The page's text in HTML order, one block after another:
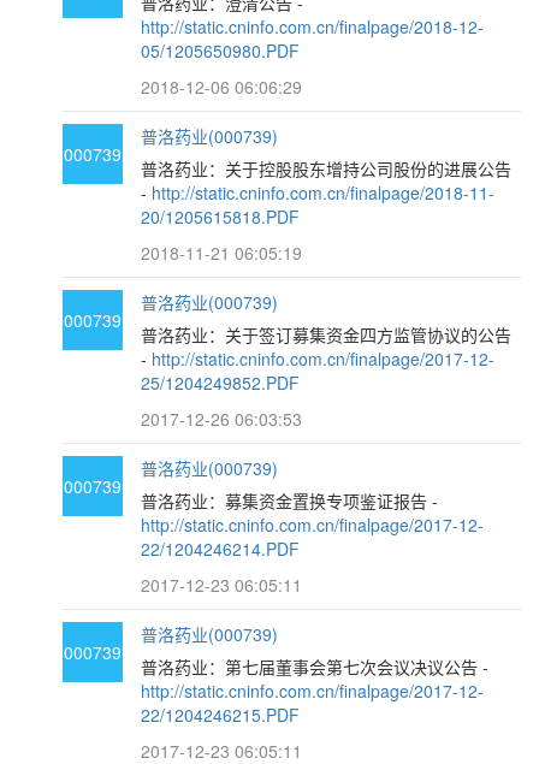
http://static.cninfo.com.cn/finalpage/2018-12-
05/1205650980.PDF
2018-12-06 06:06:29
000739
普洛药业(000739)
普洛药业：关于控股股东增持公司股份的进展公告
- http://static.cninfo.com.cn/finalpage/2018-11-
20/1205615818.PDF
2018-11-21 06:05:19
000739
普洛药业(000739)
普洛药业：关于签订募集资金四方监管协议的公告
- http://static.cninfo.com.cn/finalpage/2017-12-
25/1204249852.PDF
2017-12-26 06:03:53
000739
普洛药业(000739)
普洛药业：募集资金置换专项鉴证报告 -
http://static.cninfo.com.cn/finalpage/2017-12-
22/1204246214.PDF
2017-12-23 06:05:11
000739
普洛药业(000739)
普洛药业：第七届董事会第七次会议决议公告 -
http://static.cninfo.com.cn/finalpage/2017-12-
22/1204246215.PDF
2017-12-23 06:05:11